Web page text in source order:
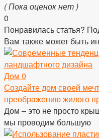
( Пока оценок нет )
0
Понравилась статья?
Вам также может быть
Дом 0
Создайте дом своей
преображению жилого
Дом – это не просто
мы проводим большую